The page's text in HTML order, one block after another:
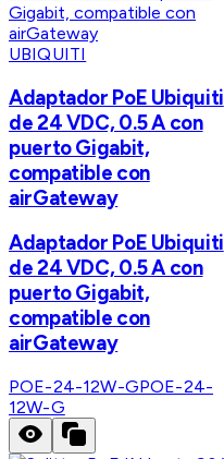
UBIQUITI
Adaptador PoE Ubiquiti
de 24 VDC, 0.5 A con
puerto Gigabit,
compatible con
airGateway
Adaptador PoE Ubiquiti
de 24 VDC, 0.5 A con
puerto Gigabit,
compatible con
airGateway
POE-24-12W-GPOE-24-
12W-G